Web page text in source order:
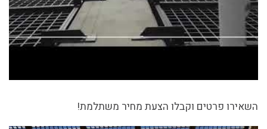
השאירו פרטים וקבלו הצעת מחיר משתלמת!